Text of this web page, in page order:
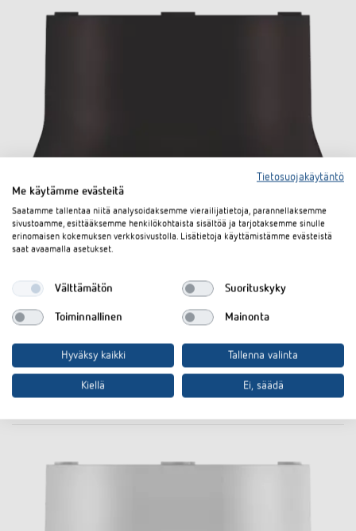
Pinta-asennusrasia 110A BK
Sähkönumero 2607689
Tekninen tietolehti
Tietosuojakäytäntö
Me käytämme evästeitä
Saatamme tallentaa niitä analysoidaksemme vierailijatietoja, parannellaksemme
sivustoamme, esittääksemme henkilökohtaista sisältöä ja tarjotaksemme sinulle
erinomaisen kokemuksen verkkosivustolla. Lisätietoja käyttämistämme evästeistä
saat avaamalla asetukset.
Välttämätön Suorituskyky
Toiminnallinen Mainonta
Hyväksy kaikki Tallenna valinta
Kiellä Ei, säädä